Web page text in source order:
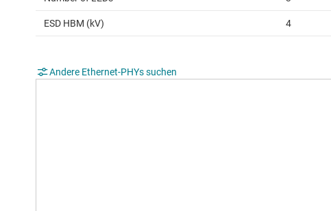
ESD HBM (kV) 4
Andere Ethernet-PHYs suchen